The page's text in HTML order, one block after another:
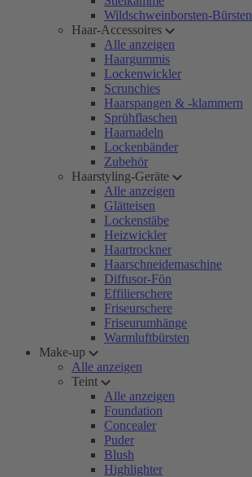
Wildschweinborsten-Bürsten
Haar-Accessoires
Alle anzeigen
Haargummis
Lockenwickler
Scrunchies
Haarspangen & -klammern
Sprühflaschen
Haarnadeln
Lockenbänder
Zubehör
Haarstyling-Geräte
Alle anzeigen
Glätteisen
Lockenstäbe
Heizwickler
Haartrockner
Haarschneidemaschine
Diffusor-Fön
Effilierschere
Friseurschere
Friseurumhänge
Warmluftbürsten
Make-up
Alle anzeigen
Teint
Alle anzeigen
Foundation
Concealer
Puder
Blush
Highlighter